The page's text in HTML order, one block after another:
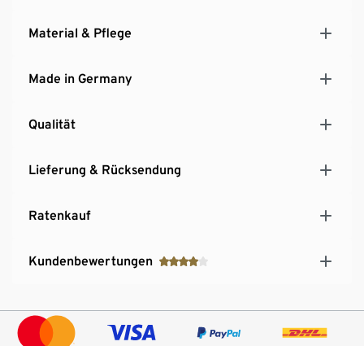
Material & Pflege
Made in Germany
Qualität
Lieferung & Rücksendung
Ratenkauf
Kundenbewertungen